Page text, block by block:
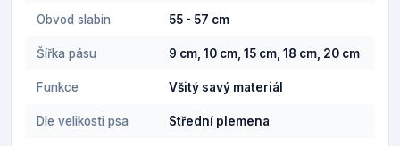
Obvod slabin 55 - 57 cm
Šířka pásu 9 cm, 10 cm, 15 cm, 18 cm, 20 cm
Funkce Všitý savý materiál
Dle velikosti psa Střední plemena